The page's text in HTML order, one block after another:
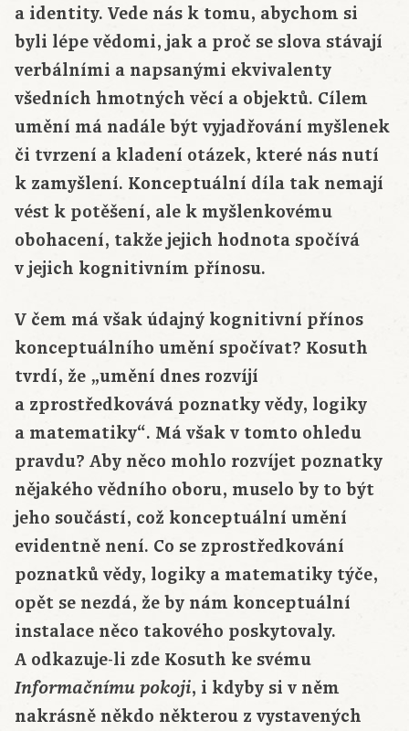
a identity. Vede nás k tomu, abychom si
byli lépe vědomi, jak a proč se slova stávají
verbálními a napsanými ekvivalenty
všedních hmotných věcí a objektů. Cílem
umění má nadále být vyjadřování myšlenek
či tvrzení a kladení otázek, které nás nutí
k zamyšlení. Konceptuální díla tak nemají
vést k potěšení, ale k myšlenkovému
obohacení, takže jejich hodnota spočívá
v jejich kognitivním přínosu.
V čem má však údajný kognitivní přínos
konceptuálního umění spočívat? Kosuth
tvrdí, že „umění dnes rozvíjí
a zprostředkovává poznatky vědy, logiky
a matematiky“. Má však v tomto ohledu
pravdu? Aby něco mohlo rozvíjet poznatky
nějakého vědního oboru, muselo by to být
jeho součástí, což konceptuální umění
evidentně není. Co se zprostředkování
poznatků vědy, logiky a matematiky týče,
opět se nezdá, že by nám konceptuální
instalace něco takového poskytovaly.
A odkazuje-li zde Kosuth ke svému
Informačnímu pokoji, i kdyby si v něm
nakrásně někdo některou z vystavených